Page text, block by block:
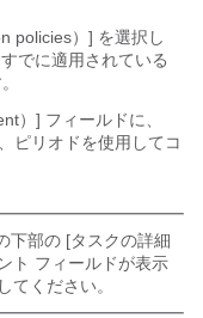
policies）] を選択し
でに適用されている
）] フィールドに、
ピリオドを使用してコ
下部の [タスクの詳細
ト フィールドが表示
てください。